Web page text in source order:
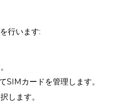
行います:
SIMカードを管理します。
します。